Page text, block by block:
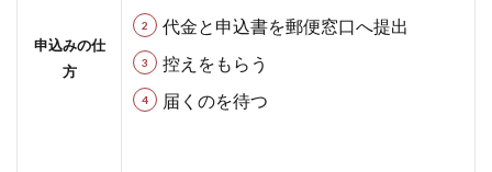
申込みの仕
方
代金と申込書を郵便窓口へ提出
控えをもらう
届くのを待つ